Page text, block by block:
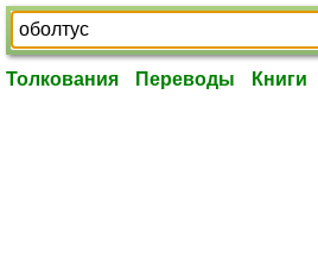
Толкования Переводы Книги